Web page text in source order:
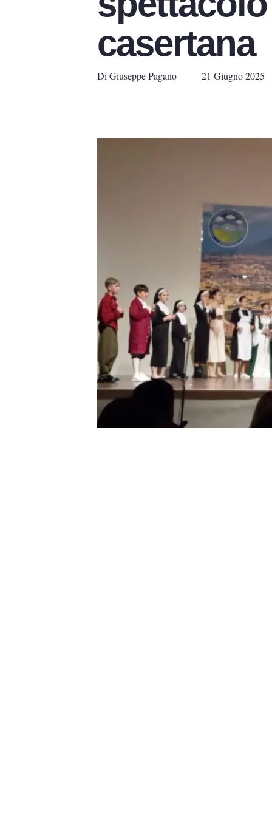
casertana
Di Giuseppe Pagano 21 Giugno 2025